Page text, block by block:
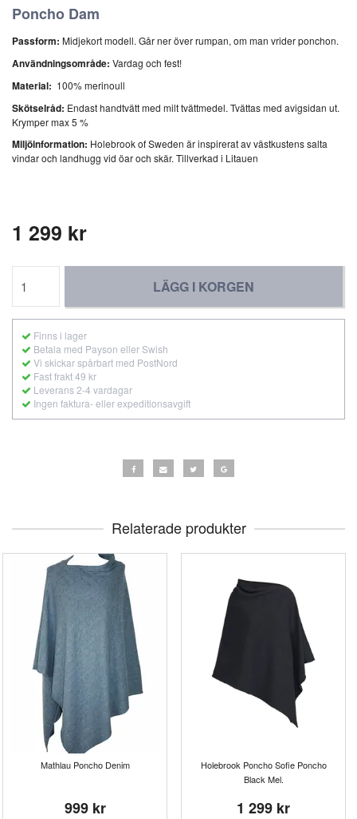
Poncho Dam
Passform: Midjekort modell. Går ner över rumpan, om man vrider ponchon.
Användningsområde: Vardag och fest!
Material: 100% merinoull
Skötselråd: Endast handtvätt med milt tvättmedel. Tvättas med avigsidan ut.
Krymper max 5 %
Miljöinformation: Holebrook of Sweden är inspirerat av västkustens salta
vindar och landhugg vid öar och skär. Tillverkad i Litauen
1 299 kr
LÄGG I KORGEN
Finns i lager
Betala med Payson eller Swish
Vi skickar spårbart med PostNord
Fast frakt 49 kr
Leverans 2-4 vardagar
Ingen faktura- eller expeditionsavgift
Relaterade produkter
Mathlau Poncho Denim
999 kr
Holebrook Poncho Sofie Poncho
Black Mel.
1 299 kr